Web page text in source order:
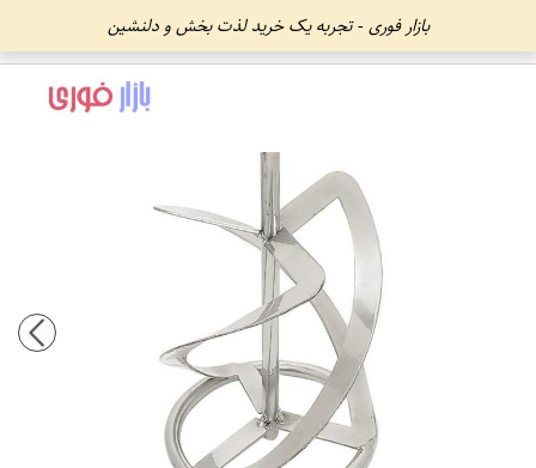
بازار فوری - تجربه یک خرید لذت بخش و دلنشین